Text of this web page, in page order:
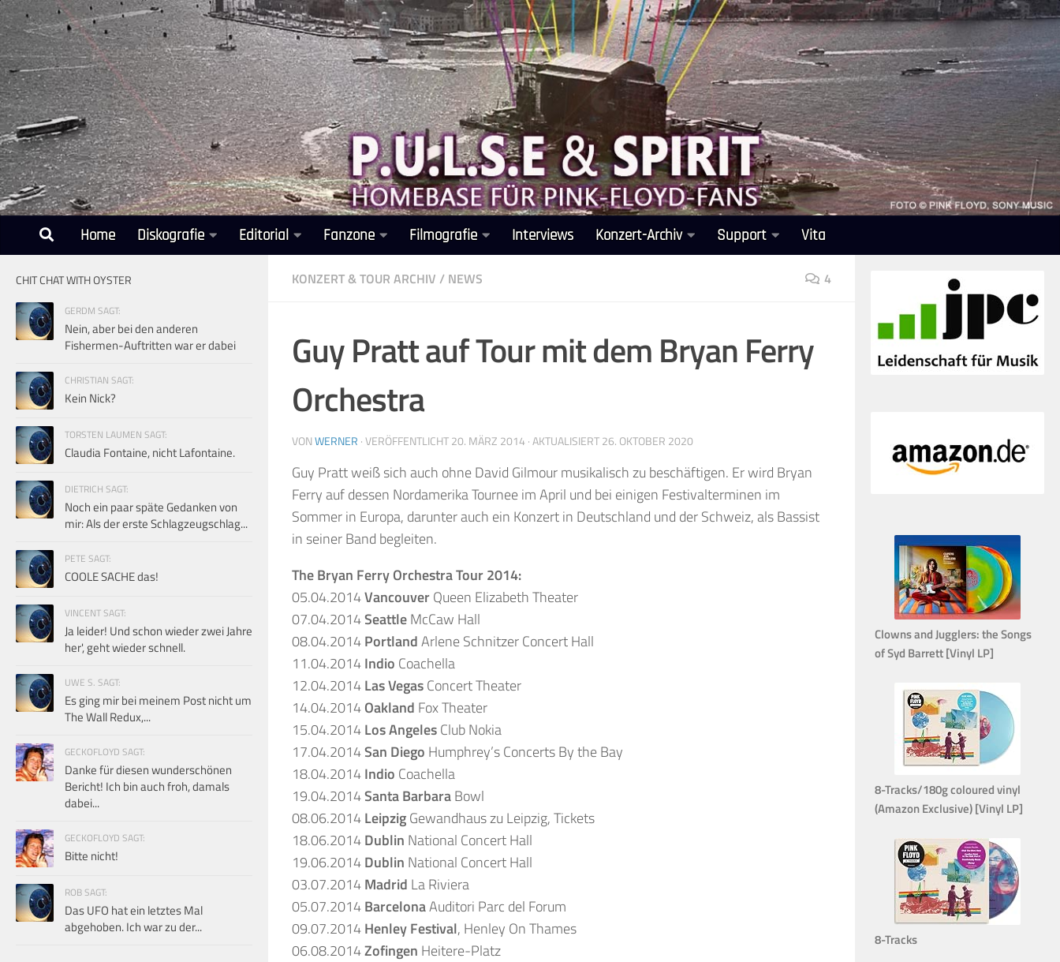
Unter dem Inhalt
Home Diskografie Editorial Fanzone Filmografie Interviews Konzert-Archiv Support Vita
KONZERT & TOUR ARCHIV / NEWS 4
Guy Pratt auf Tour mit dem Bryan Ferry
Orchestra
VONWERNER · VERÖFFENTLICHT20. MÄRZ 2014 · AKTUALISIERT26. OKTOBER 2020
Guy Pratt weiß sich auch ohne David Gilmour musikalisch zu beschäftigen. Er wird Bryan
Ferry auf dessen Nordamerika Tournee im April und bei einigen Festivalterminen im
Sommer in Europa, darunter auch ein Konzert in Deutschland und der Schweiz, als Bassist
in seiner Band begleiten.
The Bryan Ferry Orchestra Tour 2014:
05.04.2014VancouverQueen Elizabeth Theater
07.04.2014SeattleMcCaw Hall
08.04.2014PortlandArlene Schnitzer Concert Hall
11.04.2014Indio Coachella
12.04.2014Las VegasConcert Theater
14.04.2014Oakland Fox Theater
15.04.2014Los AngelesClub Nokia
17.04.2014San Diego Humphrey’s Concerts By the Bay
18.04.2014Indio Coachella
19.04.2014Santa BarbaraBowl
08.06.2014LeipzigGewandhaus zu Leipzig, Tickets
18.06.2014Dublin National Concert Hall
19.06.2014Dublin National Concert Hall
03.07.2014Madrid La Riviera
05.07.2014BarcelonaAuditori Parc del Forum
09.07.2014Henley Festival, Henley On Thames
06.08.2014Zofingen Heitere-Platz
CHIT CHAT WITH OYSTER
GERDM SAGT:
Nein, aber bei den anderen
Fishermen-Auftritten war er dabei
CHRISTIAN SAGT:
Kein Nick?
TORSTEN LAUMEN SAGT:
Claudia Fontaine, nicht Lafontaine.
DIETRICH SAGT:
Noch ein paar späte Gedanken von
mir: Als der erste Schlagzeugschlag...
PETE SAGT:
COOLE SACHE das!
VINCENT SAGT:
Ja leider! Und schon wieder zwei Jahre
her', geht wieder schnell.
UWE S. SAGT:
Es ging mir bei meinem Post nicht um
The Wall Redux,...
GECKOFLOYD SAGT:
Danke für diesen wunderschönen
Bericht! Ich bin auch froh, damals
dabei...
GECKOFLOYD SAGT:
Bitte nicht!
ROB SAGT:
Das UFO hat ein letztes Mal
abgehoben. Ich war zu der...
Clowns and Jugglers: the Songs
of Syd Barrett [Vinyl LP]
8-Tracks/180g coloured vinyl
(Amazon Exclusive) [Vinyl LP]
8-Tracks